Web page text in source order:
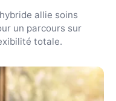
allie soins
un parcours sur
totale.